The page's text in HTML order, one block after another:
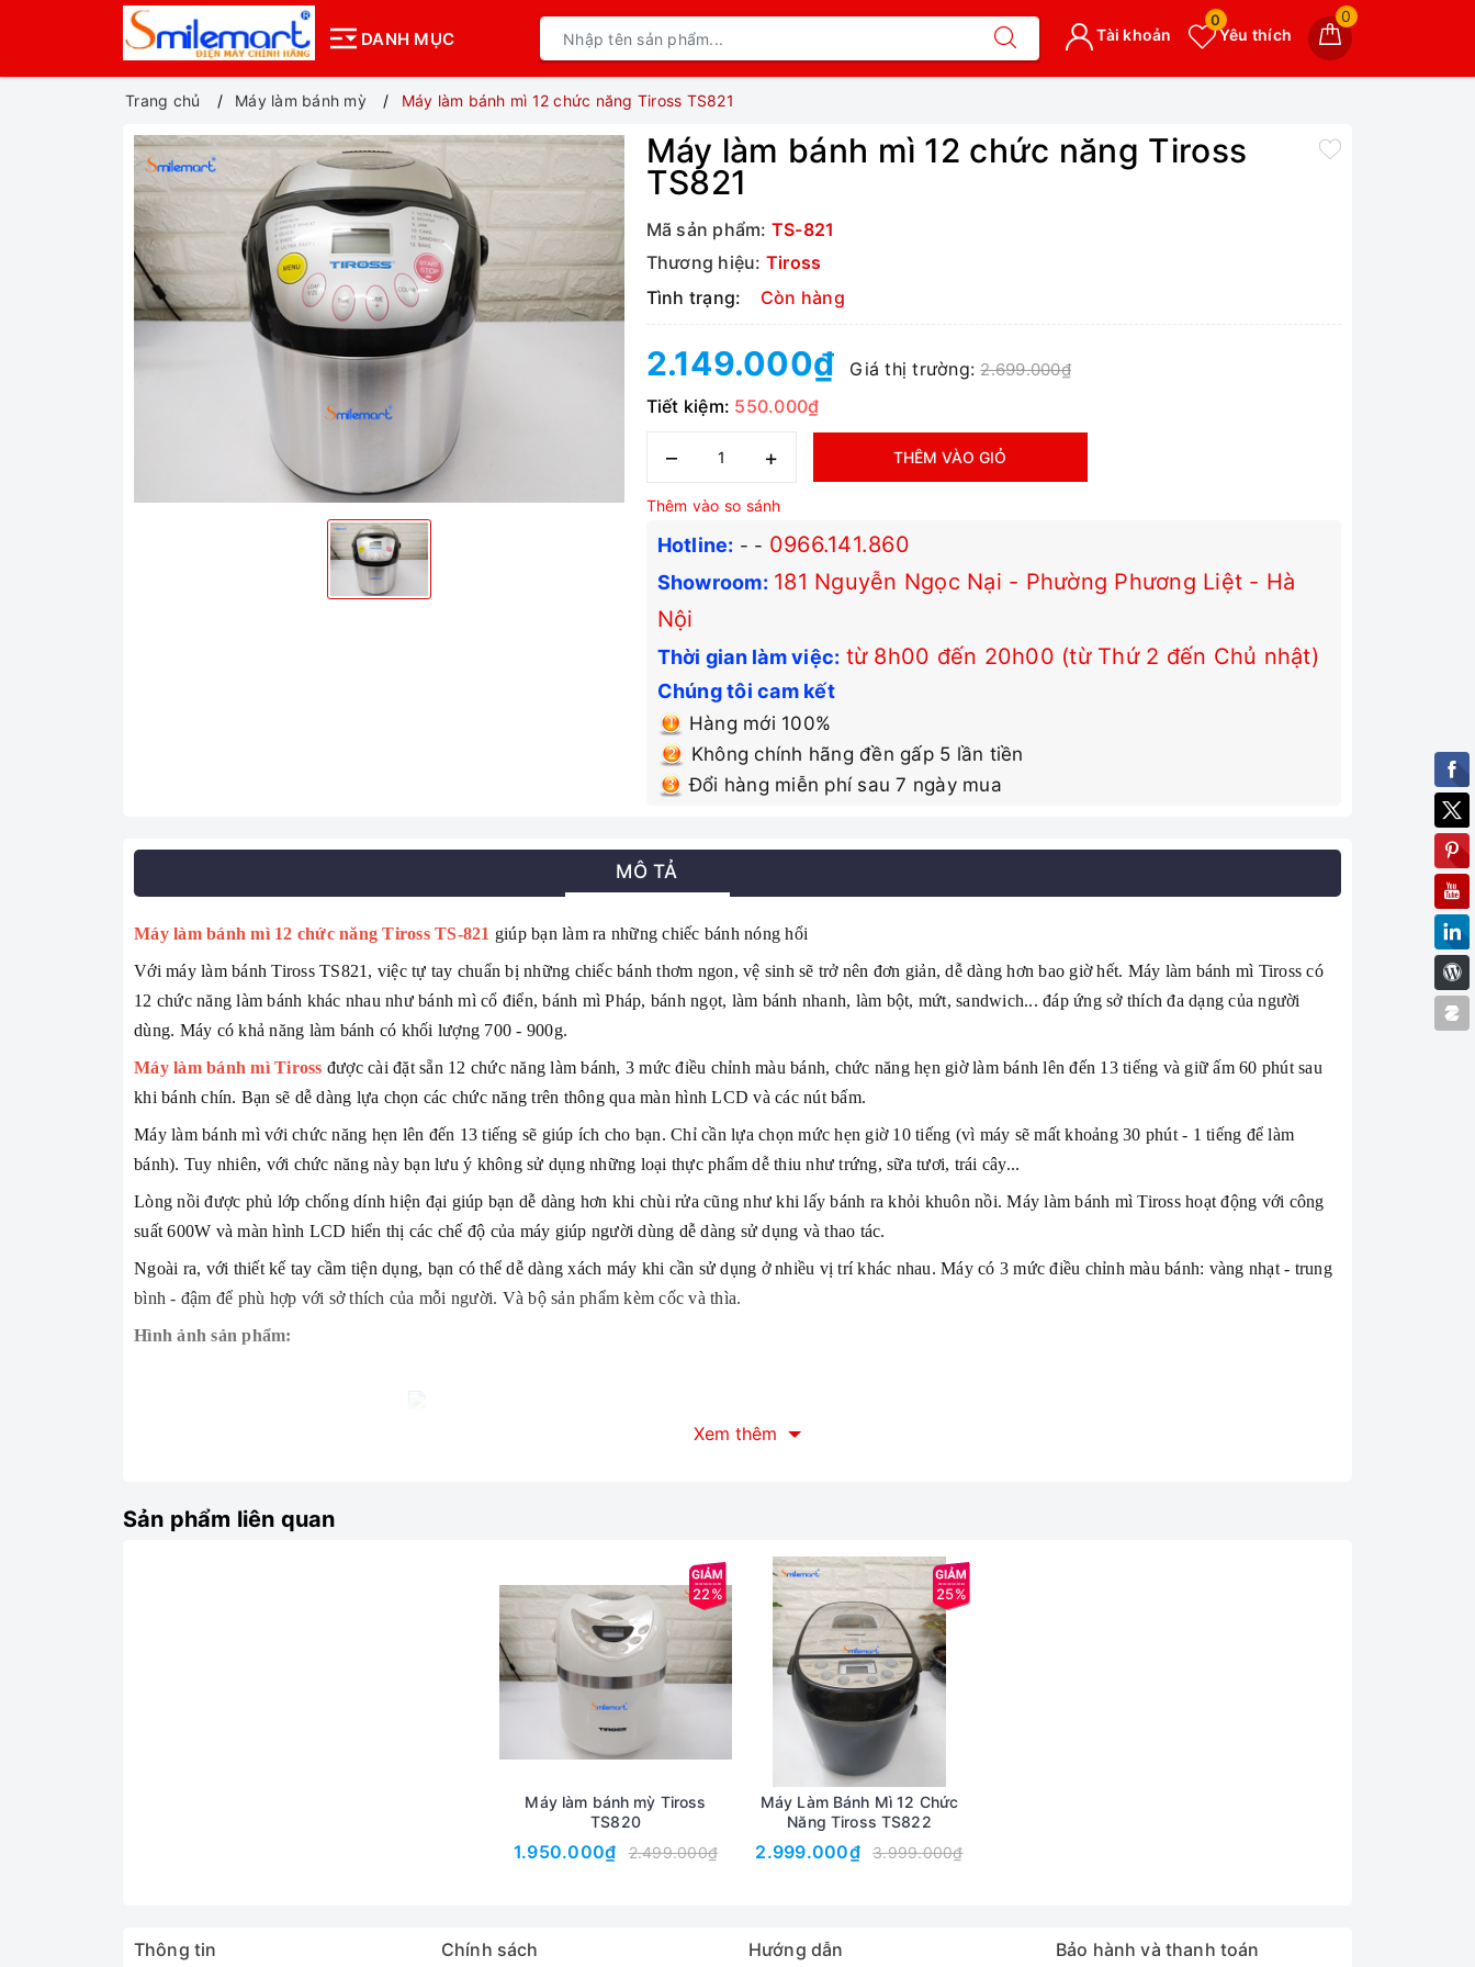
DANH MỤC
0
Yêu thích
0
Tài khoản
Trang chủ Máy làm bánh mỳ Máy làm bánh mì 12 chức năng Tiross TS821
Máy làm bánh mì 12 chức năng Tiross
TS821
Mã sản phẩm: TS-821
Thương hiệu: Tiross
Tình trạng:
Còn hàng
2.149.000₫ Giá thị trường:2.699.000₫
Tiết kiệm: 550.000₫
– + THÊM VÀO GIỎ
Thêm vào so sánh
Hotline: - - 0966.141.860
Showroom: 181 Nguyễn Ngọc Nại - Phường Phương Liệt - Hà
Nội
Thời gian làm việc: từ 8h00 đến 20h00 (từ Thứ 2 đến Chủ nhật)
Chúng tôi cam kết
Hàng mới 100%
Không chính hãng đền gấp 5 lần tiền
Đổi hàng miễn phí sau 7 ngày mua
MÔ TẢ
Máy làm bánh mì 12 chức năng Tiross TS-821 giúp bạn làm ra những chiếc bánh nóng hổi
Với máy làm bánh Tiross TS821, việc tự tay chuẩn bị những chiếc bánh thơm ngon, vệ sinh sẽ trở nên đơn giản, dễ dàng hơn bao giờ hết. Máy làm bánh mì Tiross có
12 chức năng làm bánh khác nhau như bánh mì cổ điển, bánh mì Pháp, bánh ngọt, làm bánh nhanh, làm bột, mứt, sandwich... đáp ứng sở thích đa dạng của người
dùng. Máy có khả năng làm bánh có khối lượng 700 - 900g.
Máy làm bánh mì Tiross được cài đặt sẵn 12 chức năng làm bánh, 3 mức điều chỉnh màu bánh, chức năng hẹn giờ làm bánh lên đến 13 tiếng và giữ ấm 60 phút sau
khi bánh chín. Bạn sẽ dễ dàng lựa chọn các chức năng trên thông qua màn hình LCD và các nút bấm.
Máy làm bánh mì với chức năng hẹn lên đến 13 tiếng sẽ giúp ích cho bạn. Chỉ cần lựa chọn mức hẹn giờ 10 tiếng (vì máy sẽ mất khoảng 30 phút - 1 tiếng để làm
bánh). Tuy nhiên, với chức năng này bạn lưu ý không sử dụng những loại thực phẩm dễ thiu như trứng, sữa tươi, trái cây...
Lòng nồi được phủ lớp chống dính hiện đại giúp bạn dễ dàng hơn khi chùi rửa cũng như khi lấy bánh ra khỏi khuôn nồi. Máy làm bánh mì Tiross hoạt động với công
suất 600W và màn hình LCD hiển thị các chế độ của máy giúp người dùng dễ dàng sử dụng và thao tác.
Ngoài ra, với thiết kế tay cầm tiện dụng, bạn có thể dễ dàng xách máy khi cần sử dụng ở nhiều vị trí khác nhau. Máy có 3 mức điều chỉnh màu bánh: vàng nhạt - trung
bình - đậm để phù hợp với sở thích của mỗi người. Và bộ sản phẩm kèm cốc và thìa.
Hình ảnh sản phẩm:
Xem thêm
Sản phẩm liên quan
22%
Máy làm bánh mỳ Tiross
TS820
1.950.000₫ 2.499.000₫
25%
Máy Làm Bánh Mì 12 Chức
Năng Tiross TS822
2.999.000₫ 3.999.000₫
Thông tin Chính sách Hướng dẫn Bảo hành và thanh toán